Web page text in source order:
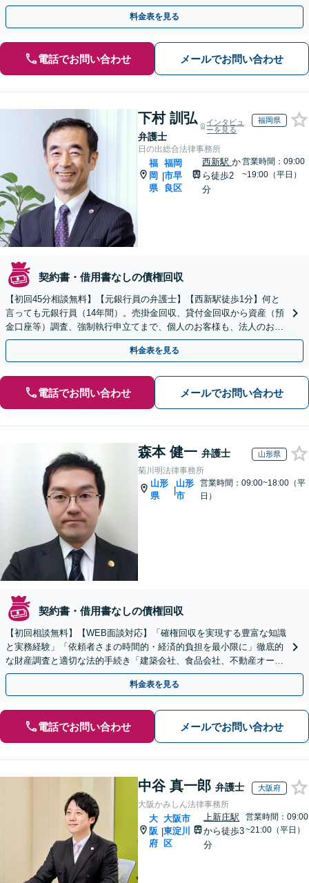
人・法人を問わず、まずはお電話ください。
料金表を見る
電話でお問い合わせ メールでお問い合わせ
下村 訓弘
弁護士
インタビュ
ーを見る
福岡県
日の出総合法律事務所
福
岡
県
|
福岡
市早
良区
西新駅 か
ら徒歩2
分
営業時間：09:00
~19:00（平日）
契約書・借用書なしの債権回収
【初回45分相談無料】【元銀行員の弁護士】【西新駅徒歩1分】何と
言っても元銀行員（14年間）。売掛金回収、貸付金回収から資産（預
金口座等）調査、強制執行申立てまで、個人のお客様も、法人のお客
様も、債権回収のことなら当事務所にご相談ください。
料金表を見る
電話でお問い合わせ メールでお問い合わせ
森本 健一 弁護士 山形県
菊川明法律事務所
山形
県
|
山形
市
営業時間：09:00~18:00（平
日）
契約書・借用書なしの債権回収
【初回相談無料】【WEB面談対応】「確権回収を実現する豊富な知識
と実務経験」「依頼者さまの時間的・経済的負担を最小限に」徹底的
な財産調査と適切な法的手続き「建築会社、食品会社、不動産オーナ
ーなど、業種を問わず幅広く対応」【休日・夜間相談可】
料金表を見る
電話でお問い合わせ メールでお問い合わせ
中谷 真一郎 弁護士 大阪府
大阪かみしん法律事務所
大
阪
府
|
大阪市
東淀川
区
上新庄駅
から徒歩3
分
営業時間：09:00
~21:00（平日）